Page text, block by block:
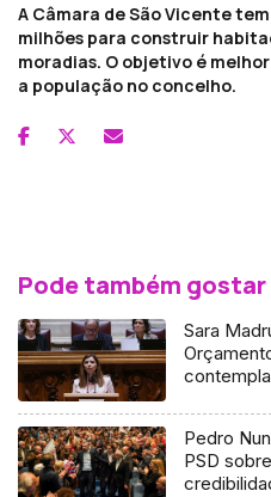
A Câmara de São Vicente
milhões para construir
moradias. O objetivo é
a população no concelho.
Pode também gostar
Sara
Pedro
PSD